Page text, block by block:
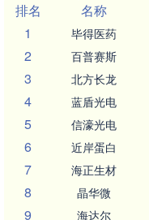
排名
名称
1
毕得医药
2 百普赛斯
3 北方长龙
4 蓝盾光电
5 信濠光电
6 近岸蛋白
7 海正生材
8 晶华微
9 海达尔